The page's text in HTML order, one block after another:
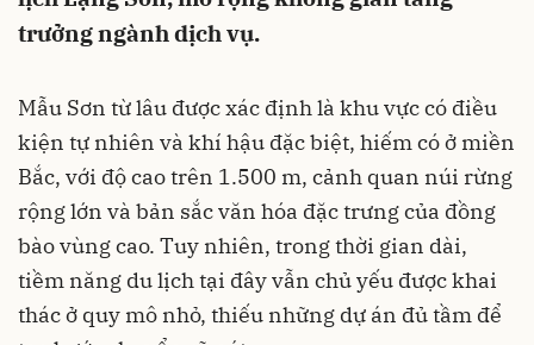
trưởng ngành dịch vụ.
Mẫu Sơn từ lâu được xác định là khu vực có điều
kiện tự nhiên và khí hậu đặc biệt, hiếm có ở miền
Bắc, với độ cao trên 1.500 m, cảnh quan núi rừng
rộng lớn và bản sắc văn hóa đặc trưng của đồng
bào vùng cao. Tuy nhiên, trong thời gian dài,
tiềm năng du lịch tại đây vẫn chủ yếu được khai
thác ở quy mô nhỏ, thiếu những dự án đủ tầm để